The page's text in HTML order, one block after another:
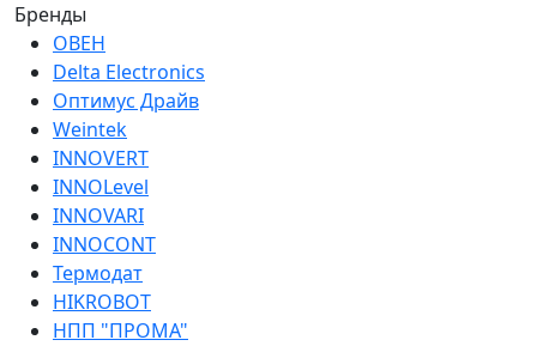
Бренды
ОВЕН
Delta Electronics
Оптимус Драйв
Weintek
INNOVERT
INNOLevel
INNOVARI
INNOCONT
Термодат
HIKROBOT
НПП "ПРОМА"